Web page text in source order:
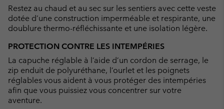
Restez au chaud et au sec sur les sentiers avec cette veste
dotée d’une construction imperméable et respirante, une
doublure thermo-réfléchissante et une isolation légère.
PROTECTION CONTRE LES INTEMPÉRIES
La capuche réglable à l’aide d’un cordon de serrage, le
zip enduit de polyuréthane, l’ourlet et les poignets
réglables vous aident à vous protéger des intempéries
afin que vous puissiez vous concentrer sur votre
aventure.